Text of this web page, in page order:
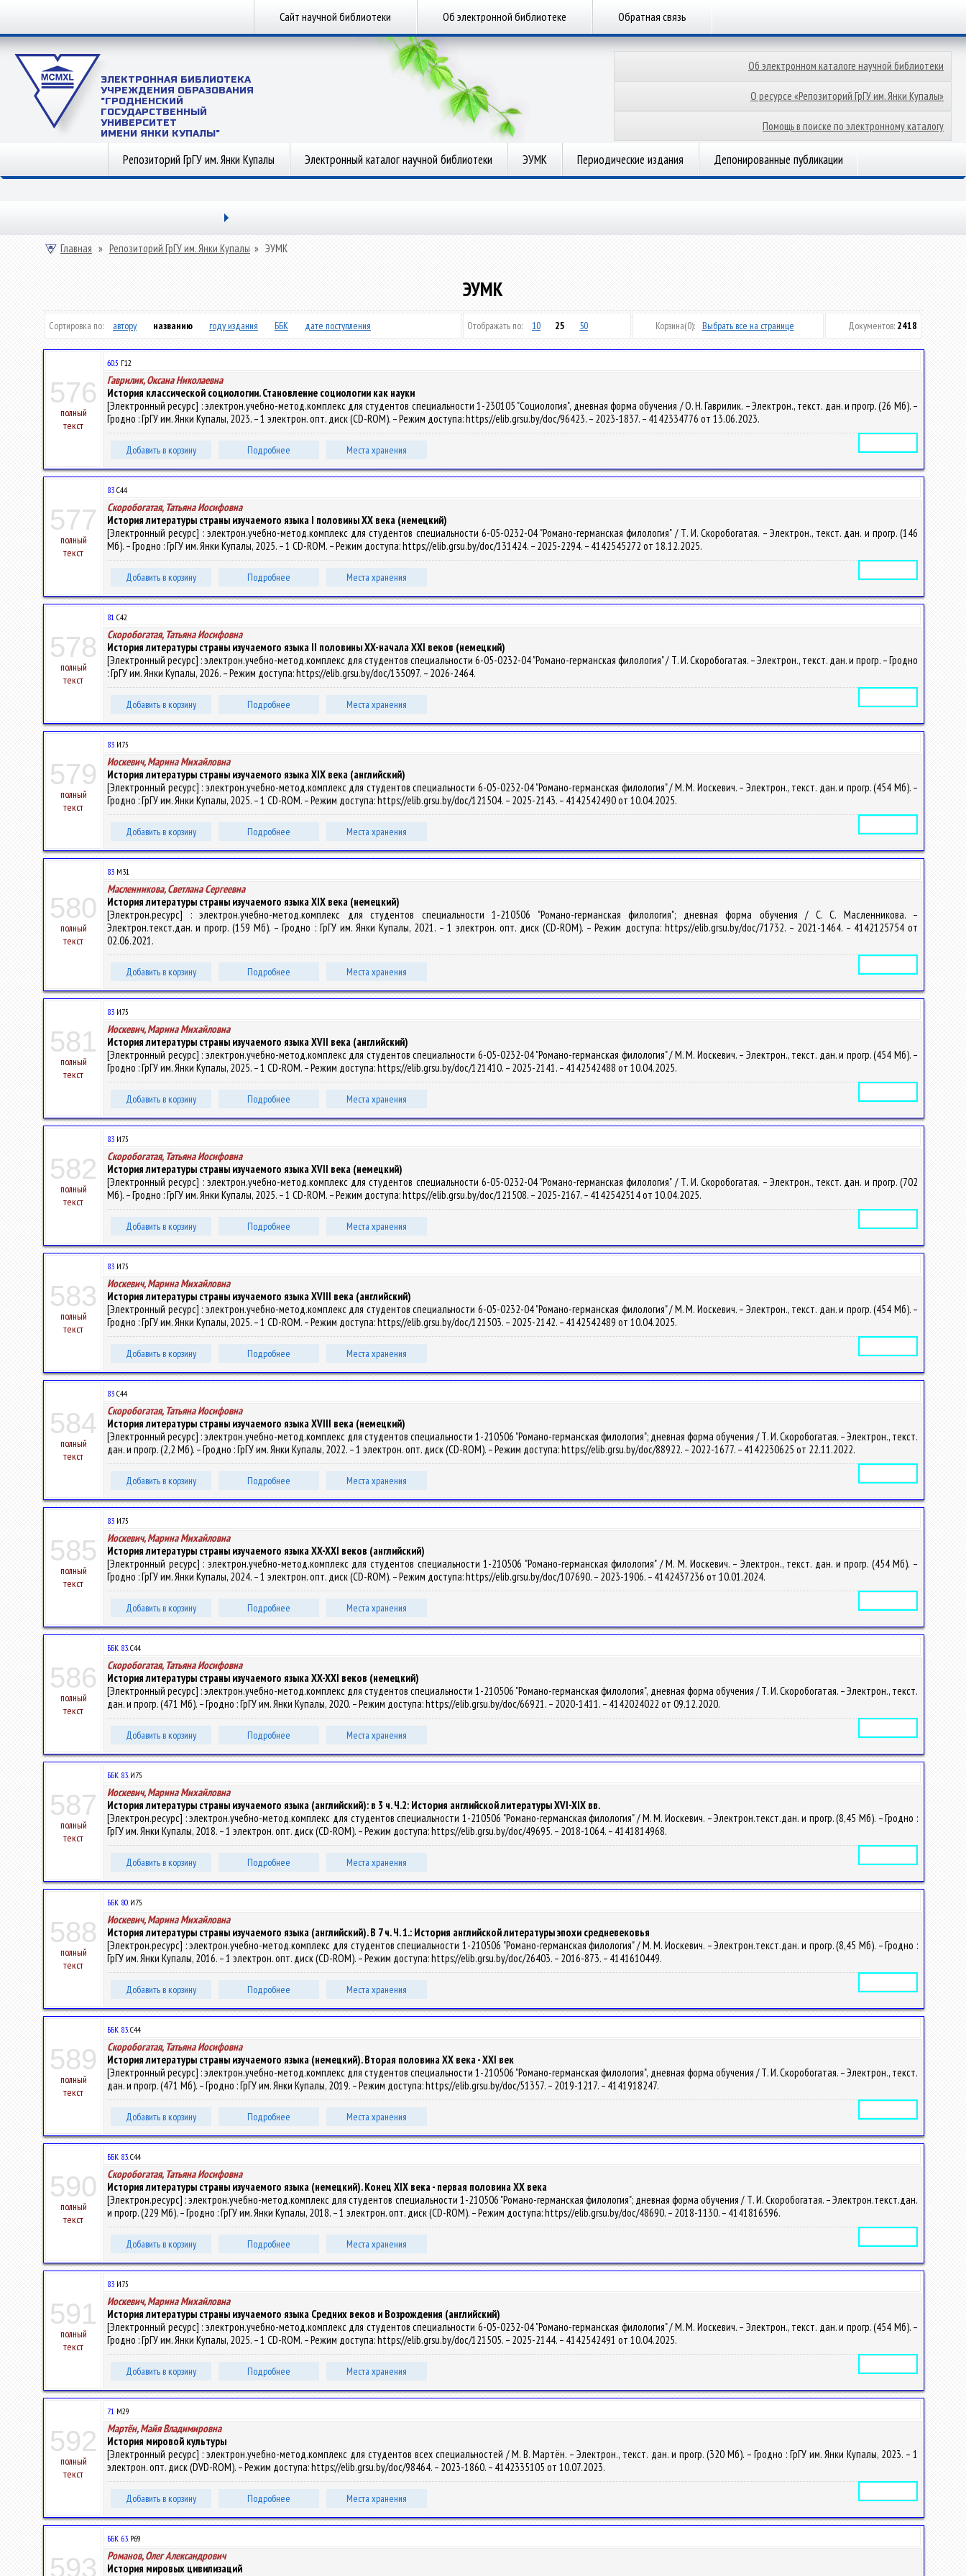
Сайт научной библиотеки Об электронной библиотеке Обратная связь
ЭЛЕКТРОННАЯ БИБЛИОТЕКА
УЧРЕЖДЕНИЯ ОБРАЗОВАНИЯ
"ГРОДНЕНСКИЙ
ГОСУДАРСТВЕННЫЙ
УНИВЕРСИТЕТ
ИМЕНИ ЯНКИ КУПАЛЫ"
Об электронном каталоге научной библиотеки
О ресурсе «Репозиторий ГрГУ им. Янки Купалы»
Помощь в поиске по электронному каталогу
Репозиторий ГрГУ им. Янки Купалы Электронный каталог научной библиотеки ЭУМК Периодические издания Депонированные публикации
Главная » Репозиторий ГрГУ им. Янки Купалы » ЭУМК
ЭУМК
Сортировка по: автору названию году издания ББК дате поступления Отображать по: 10 25 50 Корзина(0): Выбрать все на странице Документов: 2418
576
полный
текст
60.5 Г12
Гаврилик, Оксана Николаевна
История классической социологии. Становление социологии как науки
[Электронный ресурс] : электрон.учебно-метод.комплекс для студентов специальности 1-230105 "Социология", дневная форма обучения / О. Н. Гаврилик. – Электрон., текст. дан. и прогр. (26 Мб). –
Гродно : ГрГУ им. Янки Купалы, 2023. – 1 электрон. опт. диск (CD-ROM). – Режим доступа: https://elib.grsu.by/doc/96423. – 2023-1837. – 4142334776 от 13.06.2023.
Добавить в корзину Подробнее Места хранения
577
полный
текст
83 С44
Скоробогатая, Татьяна Иосифовна
История литературы страны изучаемого языка I половины XX века (немецкий)
[Электронный ресурс] : электрон.учебно-метод.комплекс для студентов специальности 6-05-0232-04 "Романо-германская филология" / Т. И. Скоробогатая. – Электрон., текст. дан. и прогр. (146
Мб). – Гродно : ГрГУ им. Янки Купалы, 2025. – 1 CD-ROM. – Режим доступа: https://elib.grsu.by/doc/131424. – 2025-2294. – 4142545272 от 18.12.2025.
Добавить в корзину Подробнее Места хранения
578
полный
текст
81 С42
Скоробогатая, Татьяна Иосифовна
История литературы страны изучаемого языка II половины XX-начала XXI веков (немецкий)
[Электронный ресурс] : электрон.учебно-метод.комплекс для студентов специальности 6-05-0232-04 "Романо-германская филология" / Т. И. Скоробогатая. – Электрон., текст. дан. и прогр. – Гродно
: ГрГУ им. Янки Купалы, 2026. – Режим доступа: https://elib.grsu.by/doc/135097. – 2026-2464.
Добавить в корзину Подробнее Места хранения
579
полный
текст
83 И75
Иоскевич, Марина Михайловна
История литературы страны изучаемого языка XIX века (английский)
[Электронный ресурс] : электрон.учебно-метод.комплекс для студентов специальности 6-05-0232-04 "Романо-германская филология" / М. М. Иоскевич. – Электрон., текст. дан. и прогр. (454 Мб). –
Гродно : ГрГУ им. Янки Купалы, 2025. – 1 CD-ROM. – Режим доступа: https://elib.grsu.by/doc/121504. – 2025-2143. – 4142542490 от 10.04.2025.
Добавить в корзину Подробнее Места хранения
580
полный
текст
83 М31
Масленникова, Светлана Сергеевна
История литературы страны изучаемого языка XIX века (немецкий)
[Электрон.ресурс] : электрон.учебно-метод.комплекс для студентов специальности 1-210506 "Романо-германская филология"; дневная форма обучения / С. С. Масленникова. –
Электрон.текст.дан. и прогр. (159 Мб). – Гродно : ГрГУ им. Янки Купалы, 2021. – 1 электрон. опт. диск (CD-ROM). – Режим доступа: https://elib.grsu.by/doc/71732. – 2021-1464. – 4142125754 от
02.06.2021.
Добавить в корзину Подробнее Места хранения
581
полный
текст
83 И75
Иоскевич, Марина Михайловна
История литературы страны изучаемого языка XVII века (английский)
[Электронный ресурс] : электрон.учебно-метод.комплекс для студентов специальности 6-05-0232-04 "Романо-германская филология" / М. М. Иоскевич. – Электрон., текст. дан. и прогр. (454 Мб). –
Гродно : ГрГУ им. Янки Купалы, 2025. – 1 CD-ROM. – Режим доступа: https://elib.grsu.by/doc/121410. – 2025-2141. – 4142542488 от 10.04.2025.
Добавить в корзину Подробнее Места хранения
582
полный
текст
83 И75
Скоробогатая, Татьяна Иосифовна
История литературы страны изучаемого языка XVII века (немецкий)
[Электронный ресурс] : электрон.учебно-метод.комплекс для студентов специальности 6-05-0232-04 "Романо-германская филология" / Т. И. Скоробогатая. – Электрон., текст. дан. и прогр. (702
Мб). – Гродно : ГрГУ им. Янки Купалы, 2025. – 1 CD-ROM. – Режим доступа: https://elib.grsu.by/doc/121508. – 2025-2167. – 4142542514 от 10.04.2025.
Добавить в корзину Подробнее Места хранения
583
полный
текст
83 И75
Иоскевич, Марина Михайловна
История литературы страны изучаемого языка XVIII века (английский)
[Электронный ресурс] : электрон.учебно-метод.комплекс для студентов специальности 6-05-0232-04 "Романо-германская филология" / М. М. Иоскевич. – Электрон., текст. дан. и прогр. (454 Мб). –
Гродно : ГрГУ им. Янки Купалы, 2025. – 1 CD-ROM. – Режим доступа: https://elib.grsu.by/doc/121503. – 2025-2142. – 4142542489 от 10.04.2025.
Добавить в корзину Подробнее Места хранения
584
полный
текст
83 С44
Скоробогатая, Татьяна Иосифовна
История литературы страны изучаемого языка XVIII века (немецкий)
[Электронный ресурс] : электрон.учебно-метод.комплекс для студентов специальности 1-210506 "Романо-германская филология"; дневная форма обучения / Т. И. Скоробогатая. – Электрон., текст.
дан. и прогр. (2,2 Мб). – Гродно : ГрГУ им. Янки Купалы, 2022. – 1 электрон. опт. диск (CD-ROM). – Режим доступа: https://elib.grsu.by/doc/88922. – 2022-1677. – 4142230625 от 22.11.2022.
Добавить в корзину Подробнее Места хранения
585
полный
текст
83 И75
Иоскевич, Марина Михайловна
История литературы страны изучаемого языка XX-XXI веков (английский)
[Электронный ресурс] : электрон.учебно-метод.комплекс для студентов специальности 1-210506 "Романо-германская филология" / М. М. Иоскевич. – Электрон., текст. дан. и прогр. (454 Мб). –
Гродно : ГрГУ им. Янки Купалы, 2024. – 1 электрон. опт. диск (CD-ROM). – Режим доступа: https://elib.grsu.by/doc/107690. – 2023-1906. – 4142437236 от 10.01.2024.
Добавить в корзину Подробнее Места хранения
586
полный
текст
ББК 83.С44
Скоробогатая, Татьяна Иосифовна
История литературы страны изучаемого языка XX-XXI веков (немецкий)
[Электронный ресурс] : электрон.учебно-метод.комплекс для студентов специальности 1-210506 "Романо-германская филология", дневная форма обучения / Т. И. Скоробогатая. – Электрон., текст.
дан. и прогр. (471 Мб). – Гродно : ГрГУ им. Янки Купалы, 2020. – Режим доступа: https://elib.grsu.by/doc/66921. – 2020-1411. – 4142024022 от 09.12.2020.
Добавить в корзину Подробнее Места хранения
587
полный
текст
ББК 83.И75
Иоскевич, Марина Михайловна
История литературы страны изучаемого языка (английский): в 3 ч. Ч.2: История английской литературы XVI-XIX вв.
[Электрон.ресурс] : электрон.учебно-метод.комплекс для студентов специальности 1-210506 "Романо-германская филология" / М. М. Иоскевич. – Электрон.текст.дан. и прогр. (8,45 Мб). – Гродно :
ГрГУ им. Янки Купалы, 2018. – 1 электрон. опт. диск (CD-ROM). – Режим доступа: https://elib.grsu.by/doc/49695. – 2018-1064. – 4141814968.
Добавить в корзину Подробнее Места хранения
588
полный
текст
ББК 80.И75
Иоскевич, Марина Михайловна
История литературы страны изучаемого языка (английский). В 7 ч. Ч. 1.: История английской литературы эпохи средневековья
[Электрон.ресурс] : электрон.учебно-метод.комплекс для студентов специальности 1-210506 "Романо-германская филология" / М. М. Иоскевич. – Электрон.текст.дан. и прогр. (8,45 Мб). – Гродно :
ГрГУ им. Янки Купалы, 2016. – 1 электрон. опт. диск (CD-ROM). – Режим доступа: https://elib.grsu.by/doc/26403. – 2016-873. – 4141610449.
Добавить в корзину Подробнее Места хранения
589
полный
текст
ББК 83.С44
Скоробогатая, Татьяна Иосифовна
История литературы страны изучаемого языка (немецкий). Вторая половина XX века - ХХІ век
[Электронный ресурс] : электрон.учебно-метод.комплекс для студентов специальности 1-210506 "Романо-германская филология", дневная форма обучения / Т. И. Скоробогатая. – Электрон., текст.
дан. и прогр. (471 Мб). – Гродно : ГрГУ им. Янки Купалы, 2019. – Режим доступа: https://elib.grsu.by/doc/51357. – 2019-1217. – 4141918247.
Добавить в корзину Подробнее Места хранения
590
полный
текст
ББК 83.С44
Скоробогатая, Татьяна Иосифовна
История литературы страны изучаемого языка (немецкий). Конец XIX века - первая половина XX века
[Электрон.ресурс] : электрон.учебно-метод.комплекс для студентов специальности 1-210506 "Романо-германская филология"; дневная форма обучения / Т. И. Скоробогатая. – Электрон.текст.дан.
и прогр. (229 Мб). – Гродно : ГрГУ им. Янки Купалы, 2018. – 1 электрон. опт. диск (CD-ROM). – Режим доступа: https://elib.grsu.by/doc/48690. – 2018-1130. – 4141816596.
Добавить в корзину Подробнее Места хранения
591
полный
текст
83 И75
Иоскевич, Марина Михайловна
История литературы страны изучаемого языка Средних веков и Возрождения (английский)
[Электронный ресурс] : электрон.учебно-метод.комплекс для студентов специальности 6-05-0232-04 "Романо-германская филология" / М. М. Иоскевич. – Электрон., текст. дан. и прогр. (454 Мб). –
Гродно : ГрГУ им. Янки Купалы, 2025. – 1 CD-ROM. – Режим доступа: https://elib.grsu.by/doc/121505. – 2025-2144. – 4142542491 от 10.04.2025.
Добавить в корзину Подробнее Места хранения
592
полный
текст
71 М29
Мартён, Майя Владимировна
История мировой культуры
[Электронный ресурс] : электрон.учебно-метод.комплекс для студентов всех специальностей / М. В. Мартён. – Электрон., текст. дан. и прогр. (320 Мб). – Гродно : ГрГУ им. Янки Купалы, 2023. – 1
электрон. опт. диск (DVD-ROM). – Режим доступа: https://elib.grsu.by/doc/98464. – 2023-1860. – 4142335105 от 10.07.2023.
Добавить в корзину Подробнее Места хранения
593
ББК 63.Р69
Романов, Олег Александрович
История мировых цивилизаций